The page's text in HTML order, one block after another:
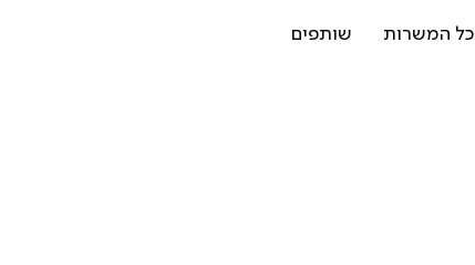
כל המשרות שותפים